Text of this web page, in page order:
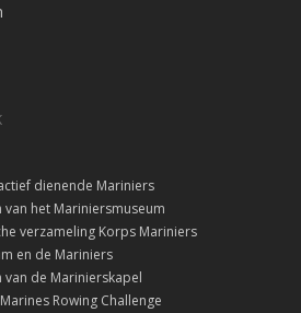
dienende Mariniers
van het Mariniersmuseum
verzameling Korps Mariniers
en de Mariniers
van de Marinierskapel
Rowing Challenge